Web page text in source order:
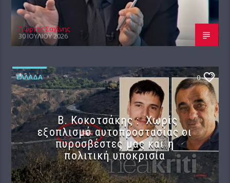
Γιώργος Σαχίνης
30 ΙΟΥΛΊΟΥ 2026
ΕΛΛΆΔΑ 0
Β. Κοκοτσάκης : Χωρίς
εξοπλισμό αυτοπροστασίας οι
πυροσβέστες μας και η
πολιτική υποκρισία